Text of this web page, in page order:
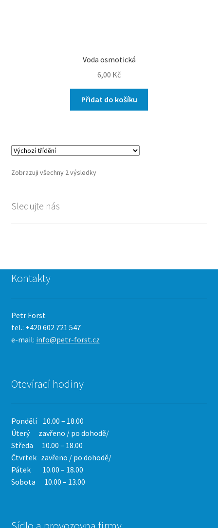
Voda osmotická
6,00 Kč
Přidat do košíku
Zobrazuji všechny 2 výsledky
Sledujte nás
Kontakty
Petr Forst
tel.: +420 602 721 547
e-mail: info@petr-forst.cz
Otevírací hodiny
Pondělí 10.00 – 18.00
Úterý zavřeno / po dohodě/
Středa 10.00 – 18.00
Čtvrtek zavřeno / po dohodě/
Pátek 10.00 – 18.00
Sobota 10.00 – 13.00